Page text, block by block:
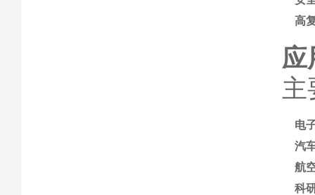
高
应
主
电
汽
航
科